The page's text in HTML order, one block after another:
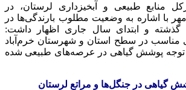
منابع طبیعی و آبخیزداری لرستان، در
با اشاره به وضعیت مطلوب بارندگی‌ها در
گذشته و ابتدای سال جاری اظهار داشت:
مناسب در سطح استان و شهرستان خرم‌آباد
توجه پوشش گیاهی در عرصه‌های طبیعی شده
گیاهی در جنگل‌ها و مراتع لرستان